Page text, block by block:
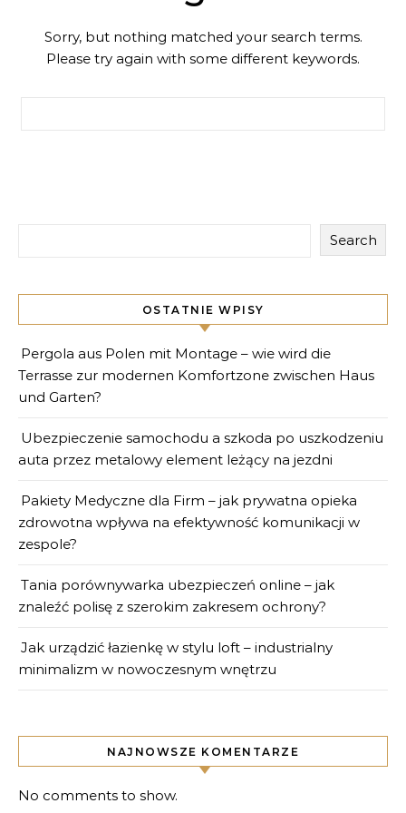
Sorry, but nothing matched your search terms.
Please try again with some different keywords.
Search
OSTATNIE WPISY
Pergola aus Polen mit Montage – wie wird die
Terrasse zur modernen Komfortzone zwischen Haus
und Garten?
Ubezpieczenie samochodu a szkoda po uszkodzeniu
auta przez metalowy element leżący na jezdni
Pakiety Medyczne dla Firm – jak prywatna opieka
zdrowotna wpływa na efektywność komunikacji w
zespole?
Tania porównywarka ubezpieczeń online – jak
znaleźć polisę z szerokim zakresem ochrony?
Jak urządzić łazienkę w stylu loft – industrialny
minimalizm w nowoczesnym wnętrzu
NAJNOWSZE KOMENTARZE
No comments to show.